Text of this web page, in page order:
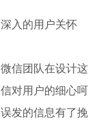
深入的用户关怀
微信团队在设计
信对用户的细心
误发的信息有了挽